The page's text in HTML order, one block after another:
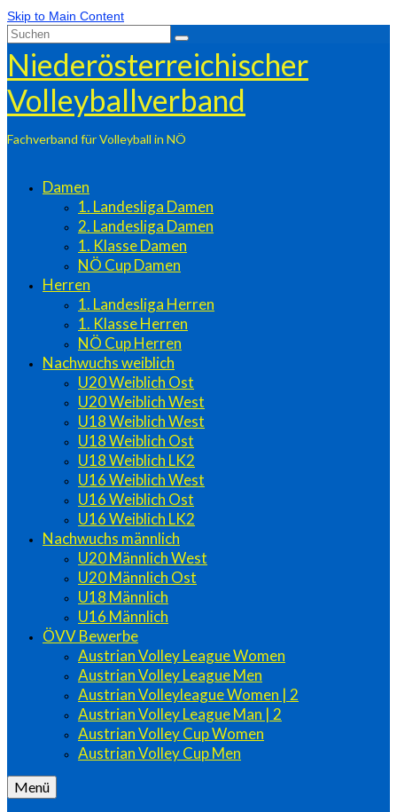
Skip to Main Content
Suchen
nach:
Niederösterreichischer
Volleyballverband
Fachverband für Volleyball in NÖ
Damen
1. Landesliga Damen
2. Landesliga Damen
1. Klasse Damen
NÖ Cup Damen
Herren
1. Landesliga Herren
1. Klasse Herren
NÖ Cup Herren
Nachwuchs weiblich
U20 Weiblich Ost
U20 Weiblich West
U18 Weiblich West
U18 Weiblich Ost
U18 Weiblich LK2
U16 Weiblich West
U16 Weiblich Ost
U16 Weiblich LK2
Nachwuchs männlich
U20 Männlich West
U20 Männlich Ost
U18 Männlich
U16 Männlich
ÖVV Bewerbe
Austrian Volley League Women
Austrian Volley League Men
Austrian Volleyleague Women | 2
Austrian Volley League Man | 2
Austrian Volley Cup Women
Austrian Volley Cup Men
Menü